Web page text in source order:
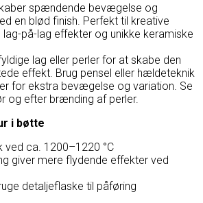
spændende bevægelse og
en blød finish. Perfekt til kreative
lag-på-lag effekter og unikke keramiske
lag eller perler for at skabe den
effekt. Brug pensel eller hældeteknik
for ekstra bevægelse og variation. Se
og efter brænding af perler.
i bøtte
ved ca. 1200–1220 °C
giver mere flydende effekter ved
detaljeflaske til påføring